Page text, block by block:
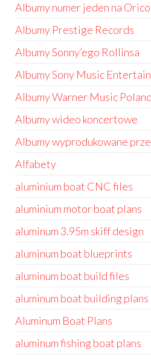
Albumy numer jeden na
Albumy Prestige Records
Albumy Sonny’ego Rollinsa
Albumy Sony Music
Albumy Warner Music Poland
Albumy wideo koncertowe
Albumy wyprodukowane
Alfabety
aluminium boat CNC files
aluminium motor boat plans
aluminum 3.95m skiff design
aluminum boat blueprints
aluminum boat build files
aluminum boat building plans
Aluminum Boat Plans
aluminum fishing boat plans